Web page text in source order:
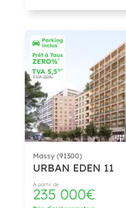
Massy (91300)
URBAN EDEN 11
À partir de
235 000€